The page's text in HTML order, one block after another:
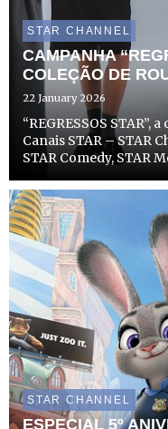
STAR CHANNEL
CAMPANHA
COLEÇÃO DE
22 January 2026
“REGRESSOS
Canais STAR – STAR
STAR Comedy, STAR
um toque de nostalgia
aquilo que nos ...
STAR CHANNEL
ESPECIAL 5º